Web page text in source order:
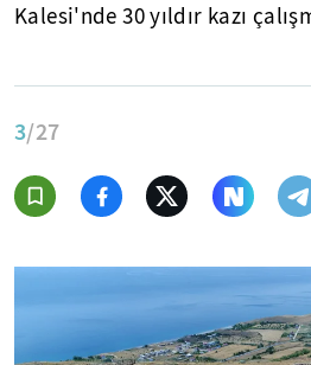
Kalesi'nde 30 yıldır kazı
3/27